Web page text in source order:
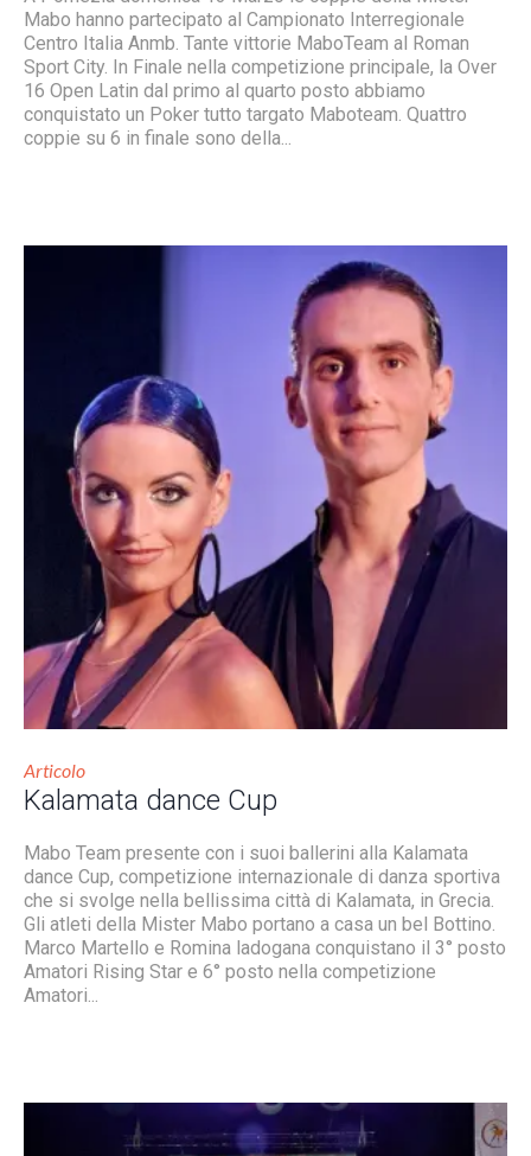
Mabo hanno partecipato al Campionato Interregionale
Centro Italia Anmb. Tante vittorie MaboTeam al Roman
Sport City. In Finale nella competizione principale, la Over
16 Open Latin dal primo al quarto posto abbiamo
conquistato un Poker tutto targato Maboteam. Quattro
coppie su 6 in finale sono della...
Articolo
Kalamata dance Cup
Mabo Team presente con i suoi ballerini alla Kalamata
dance Cup, competizione internazionale di danza sportiva
che si svolge nella bellissima città di Kalamata, in Grecia.
Gli atleti della Mister Mabo portano a casa un bel Bottino.
Marco Martello e Romina ladogana conquistano il 3° posto
Amatori Rising Star e 6° posto nella competizione
Amatori...